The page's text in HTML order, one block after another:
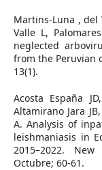
Martins-Luna , del
Valle L,
neglected
from the Peruvian
13(1).
Acosta España
Altamirano Jara
A. Analysis of
leishmaniasis in
2015–2022.
Octubre; 60-61.